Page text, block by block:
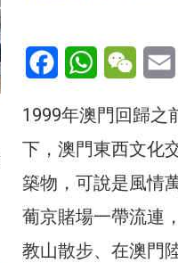
FacebookWhatsApp
1999年澳門回歸之
下，澳門東西文化
築物，可說是風情
葡京賭場一帶流連
教山散步、在澳門